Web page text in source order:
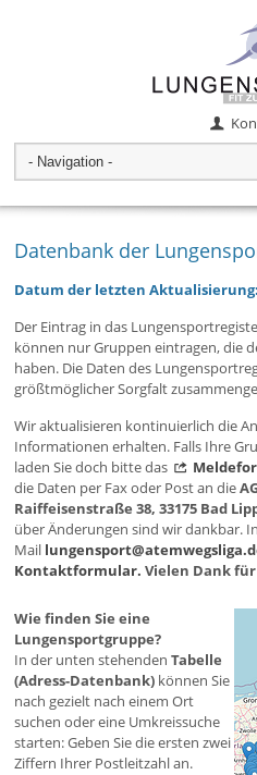
Datenbank der
Datum der letzten Aktualisierung:
Der Eintrag in das
können nur Gruppen eintragen, die
haben. Die Daten des
größtmöglicher Sorgfalt
Wir aktualisieren kontinuierlich die
Informationen erhalten. Falls Ihre
laden Sie doch bitte das
die Daten per Fax oder Post an die
Raiffeisenstraße 38, 33175 Bad
über Änderungen sind wir dankbar.
Mail
Kontaktformular. Vielen Dank
Wie finden Sie eine
Lungensportgruppe?
In der unten stehenden Tabelle
(Adress-Datenbank) können Sie
nach gezielt nach einem Ort
suchen oder eine Umkreissuche
starten: Geben Sie die ersten zwei
Ziffern Ihrer Postleitzahl an.